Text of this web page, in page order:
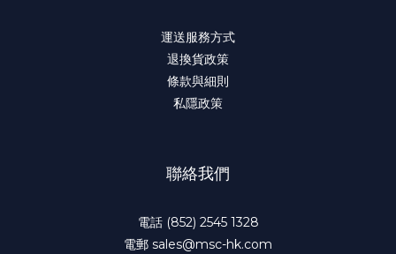
運送服務方式
退換貨政策
條款與細則
私隱政策
聯絡我們
電話 (852) 2545 1328
電郵 sales@msc-hk.com